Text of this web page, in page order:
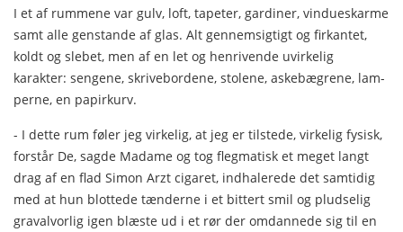
I et af rummene var gulv, loft, tapeter, gardiner, vindues­karme
samt alle genstande af glas. Alt gennemsigtigt og fir­kantet,
koldt og slebet, men af en let og henrivende uvirkelig
karakter: sengene, skrivebordene, stolene, askebægrene, lam­
perne, en papirkurv.
- I dette rum føler jeg virkelig, at jeg er tilstede, virkelig fysisk,
forstår De, sagde Madame og tog flegmatisk et meget langt
drag af en flad Simon Arzt cigaret, indhalerede det sam­tidig
med at hun blottede tænderne i et bittert smil og plud­selig
gravalvorlig igen blæste ud i et rør der omdannede sig til en